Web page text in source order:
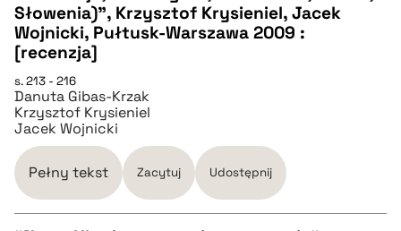
pobierz cytat
BIBTEX
pobierz cytat
Słowenia)", Krzysztof Krysieniel, Jacek
Wojnicki, Pułtusk-Warszawa 2009 :
[recenzja]
s. 213 - 216
Danuta Gibas-Krzak
Krzysztof Krysieniel
Jacek Wojnicki
Pełny tekst Zacytuj Udostępnij